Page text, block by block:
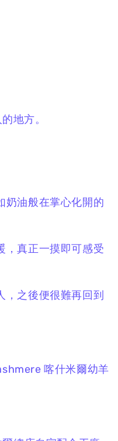
地方。
奶油般在掌心化開的
，真正一摸即可感受
，之後便很難再回到
喀什米爾幼羊